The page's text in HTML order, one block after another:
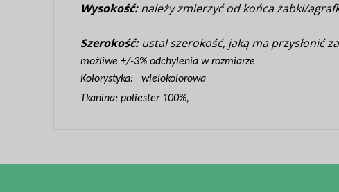
Wysokość:należy zmierzyć od końca żabki/
Szerokość:ustal szerokość, jaką ma przysłonić
możliwe +/-3% odchylenia w rozmiarze
Kolorystyka: wielokolorowa
Tkanina: poliester 100%,